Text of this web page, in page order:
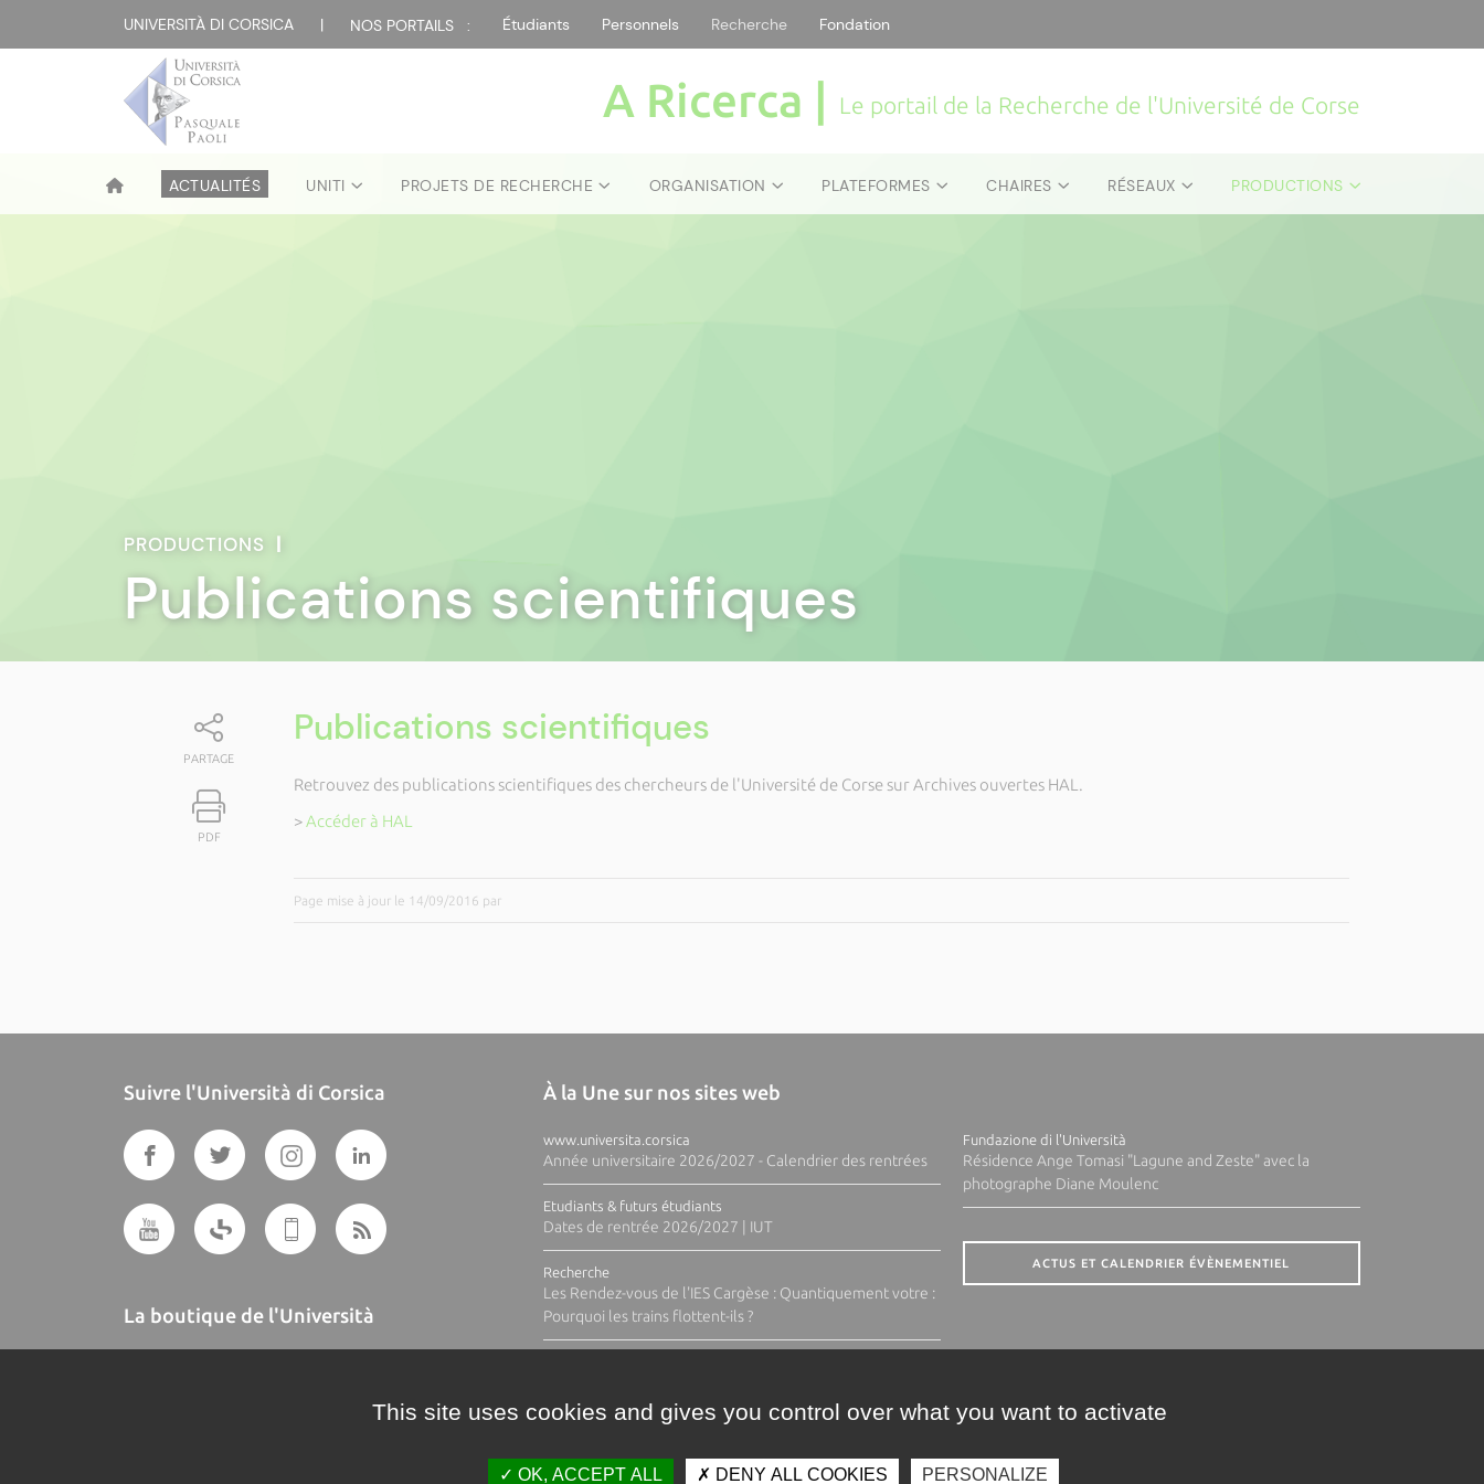
UNIVERSITÀ DI CORSICA | NOS PORTAILS : Étudiants Personnels Recherche Fondation
A Ricerca | Le portail de la Recherche de l'Université de Corse
ACTUALITÉS UNITI PROJETS DE RECHERCHE ORGANISATION PLATEFORMES CHAIRES RÉSEAUX PRODUCTIONS
PRODUCTIONS
Publications scientifiques
PARTAGE
PDF
Publications scientifiques
Retrouvez des publications scientifiques des chercheurs de l'Université de Corse sur Archives ouvertes HAL.
>Accéder à HAL
Page mise à jour le 14/09/2016 par
Suivre l'Università di Corsica
La boutique de l'Università
À la Une sur nos sites web
www.universita.corsica
Année universitaire 2026/2027 - Calendrier des rentrées
Etudiants & futurs étudiants
Dates de rentrée 2026/2027 | IUT
Recherche
Les Rendez-vous de l'IES Cargèse : Quantiquement votre :
Pourquoi les trains flottent-ils ?
Fundazione di l'Università
Résidence Ange Tomasi "Lagune and Zeste" avec la
photographe Diane Moulenc
ACTUS ET CALENDRIER ÉVÈNEMENTIEL
This site uses cookies and gives you control over what you want to activate
OK, ACCEPT ALL DENY ALL COOKIES PERSONALIZE